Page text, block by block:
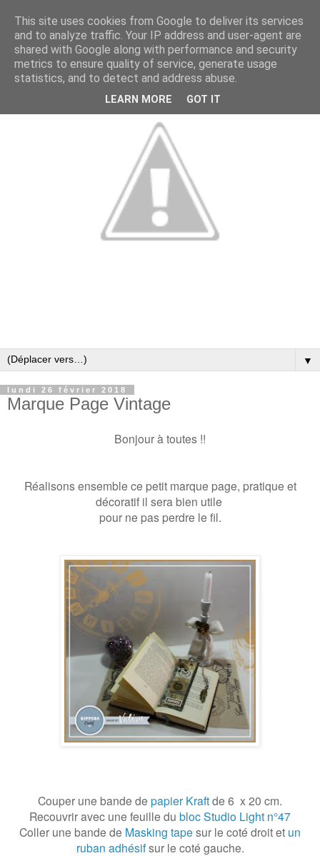
▼
lundi 26 février 2018
Marque Page Vintage
Bonjour à toutes !!
Réalisons ensemble ce petit marque page, pratique et
décoratif il sera bien utile
pour ne pas perdre le fil.
Couper une bande de papier Kraftde 6 x 20 cm.
Recouvrir avec une feuille du bloc Studio Light n°47
Coller une bande de Masking tape sur le coté droit et un
ruban adhésifsur le coté gauche.
This site uses cookies from Google to deliver its services
and to analyze traffic. Your IP address and user-agent are
shared with Google along with performance and security
metrics to ensure quality of service, generate usage
statistics, and to detect and address abuse.
LEARN MORE GOT IT